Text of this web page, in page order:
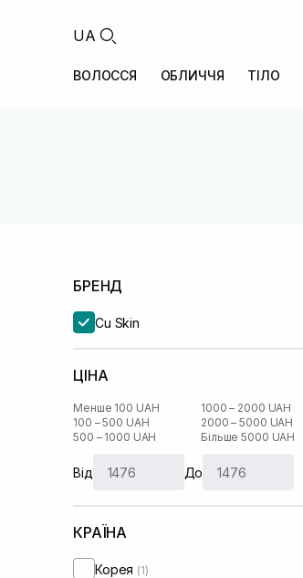
UA
ВОЛОССЯ ОБЛИЧЧЯ ТІЛО
БРЕНД
Cu Skin
ЦІНА
Менше 100 UAH
100 – 500 UAH
500 – 1000 UAH
1000 – 2000 UAH
2000 – 5000 UAH
Більше 5000 UAH
Від До
КРАЇНА
Корея (1)